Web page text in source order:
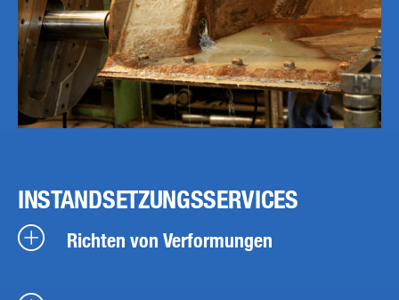
INSTANDSETZUNGSSERVICES
Richten von Verformungen